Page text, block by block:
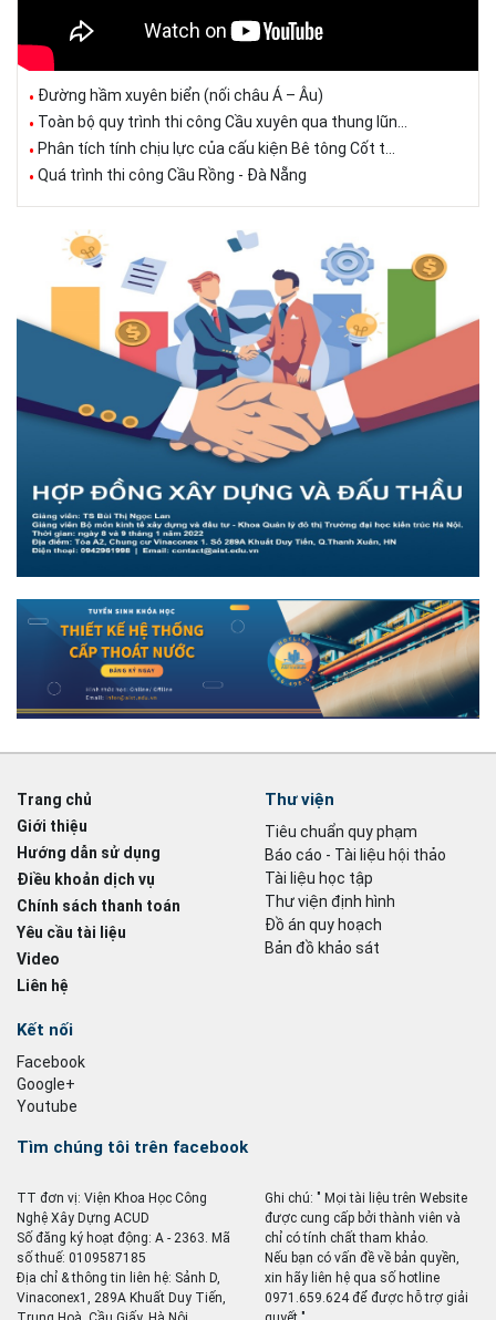
Đường hầm xuyên biển (nối châu Á – Âu)
Toàn bộ quy trình thi công Cầu xuyên qua thung lũn...
Phân tích tính chịu lực của cấu kiện Bê tông Cốt t...
Quá trình thi công Cầu Rồng - Đà Nẵng
Trang chủ
Giới thiệu
Hướng dẫn sử dụng
Điều khoản dịch vụ
Chính sách thanh toán
Yêu cầu tài liệu
Video
Liên hệ
Thư viện
Tiêu chuẩn quy phạm
Báo cáo - Tài liệu hội thảo
Tài liệu học tập
Thư viện định hình
Đồ án quy hoạch
Bản đồ khảo sát
Kết nối
Facebook
Google+
Youtube
Tìm chúng tôi trên facebook
TT đơn vị: Viện Khoa Học Công
Nghệ Xây Dựng ACUD
Số đăng ký hoạt động: A - 2363. Mã
số thuế: 0109587185
Địa chỉ & thông tin liên hệ: Sảnh D,
Vinaconex1, 289A Khuất Duy Tiến,
Ghi chú: " Mọi tài liệu trên Website
được cung cấp bởi thành viên và
chỉ có tính chất tham khảo.
Nếu bạn có vấn đề về bản quyền,
xin hãy liên hệ qua số hotline
0971.659.624 để được hỗ trợ giải